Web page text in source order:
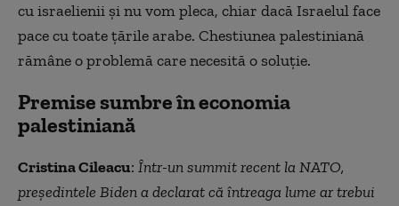
cu israelienii şi nu vom pleca, chiar dacă Israelul face
pace cu toate ţările arabe. Chestiunea palestiniană
rămâne o problemă care necesită o soluţie.
Premise sumbre în economia
palestiniană
Cristina Cileacu: Într-un summit recent la NATO,
președintele Biden a declarat că întreaga lume ar trebui